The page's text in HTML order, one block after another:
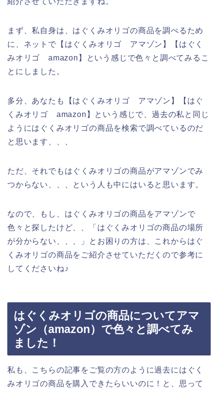
まず、私自身は、はぐくみオリゴの商品を調べるため
に、ネットで【はぐくみオリゴ アマゾン】【はぐく
みオリゴ amazon】という感じで色々と調べてみるこ
とにしました。
多分、あなたも【はぐくみオリゴ アマゾン】【はぐ
くみオリゴ amazon】という感じで、過去の私と同じ
ようにはぐくみオリゴの商品を検索で調べているのだ
と思います、、、
ただ、それでもはぐくみオリゴの商品がアマゾンでみ
つからない、、、という人も中にはいると思います。
なので、もし、はぐくみオリゴの商品をアマゾンで
色々と探したけど、、「はぐくみオリゴの商品の場所
が分からない、、、」とお困りの方は、これからはぐ
くみオリゴの商品をご紹介させていただくので参考に
してくださいね♪
はぐくみオリゴの商品についてアマ
ゾン（amazon）で色々と調べてみ
ました！
私も、こちらの記事をご覧の方のように過去にはぐく
みオリゴの商品を購入できたらいいのに！と、思って